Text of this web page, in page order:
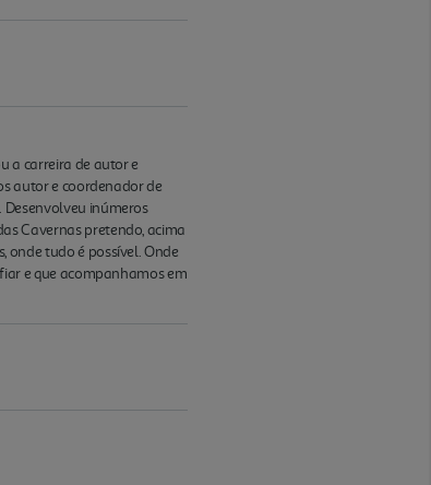
a carreira de autor e
autor e coordenador de
Desenvolveu inúmeros
Cavernas pretendo, acima
onde tudo é possível. Onde
e que acompanhamos em